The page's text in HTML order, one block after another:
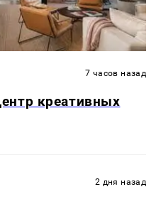
7 часов назад
креативных
2 дня назад